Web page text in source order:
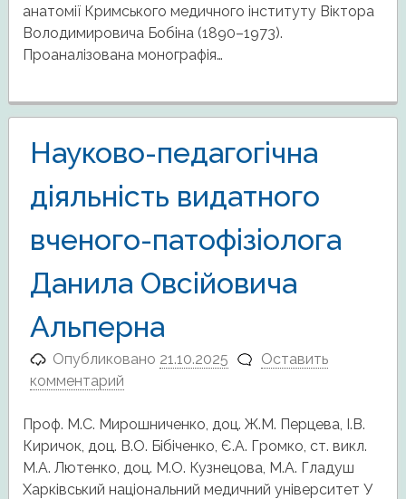
анатомії Кримського медичного інституту Віктора
Володимировича Бобіна (1890–1973).
Проаналізована монографія…
Науково-педагогічна
діяльність видатного
вченого-патофізіолога
Данила Овсійовича
Альперна
Опубликовано 21.10.2025
Оставить
комментарий
Проф. М.С. Мирошниченко, доц. Ж.М. Перцева, І.В.
Киричок, доц. В.О. Бібіченко, Є.А. Громко, ст. викл.
М.А. Лютенко, доц. М.О. Кузнецова, М.А. Гладуш
Харківський національний медичний університет У